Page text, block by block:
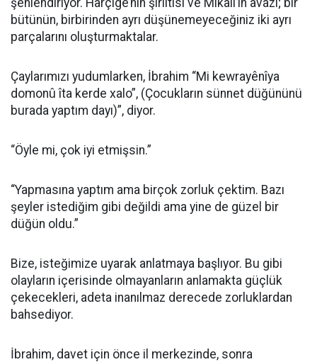
şenlendiriyor. Harçîge’nin şırıltısı ve Mikail’in avazı; bir
bütünün, birbirinden ayrı düşünemeyeceğiniz iki ayrı
parçalarını oluşturmaktalar.
Çaylarımızı yudumlarken, İbrahim “Mi kewrayênîya
domonû îta kerde xalo”, (Çocukların sünnet düğününü
burada yaptım dayı)”, diyor.
“Öyle mi, çok iyi etmişsin.”
“Yapmasına yaptım ama birçok zorluk çektim. Bazı
şeyler istediğim gibi değildi ama yine de güzel bir
düğün oldu.”
Bize, isteğimize uyarak anlatmaya başlıyor. Bu gibi
olayların içerisinde olmayanların anlamakta güçlük
çekecekleri, adeta inanılmaz derecede zorluklardan
bahsediyor.
İbrahim, davet için önce il merkezinde, sonra